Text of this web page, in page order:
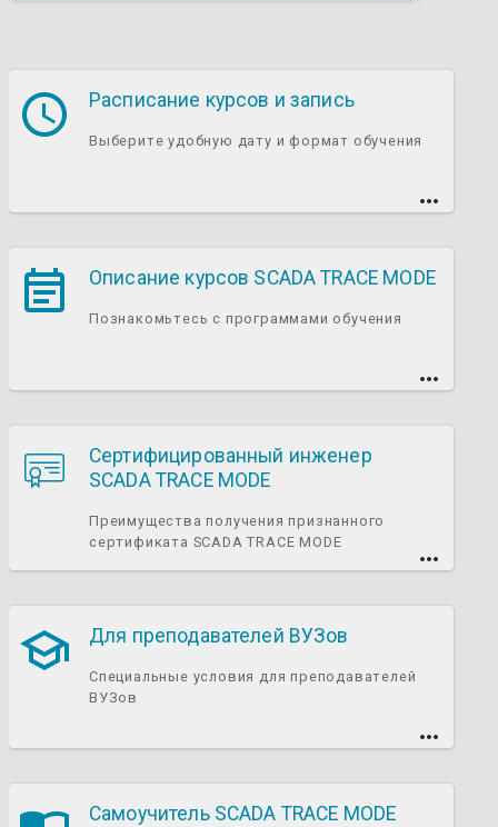
Расписание курсов и запись
Выберите удобную дату и формат обучения
Описание курсов SCADA TRACE MODE
Познакомьтесь с программами обучения
Сертифицированный инженер
SCADA TRACE MODE
Преимущества получения признанного
сертификата SCADA TRACE MODE
Для преподавателей ВУЗов
Специальные условия для преподавателей
ВУЗов
Самоучитель SCADA TRACE MODE